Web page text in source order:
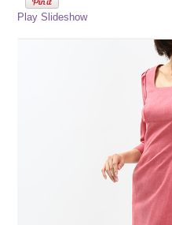
Play Slideshow